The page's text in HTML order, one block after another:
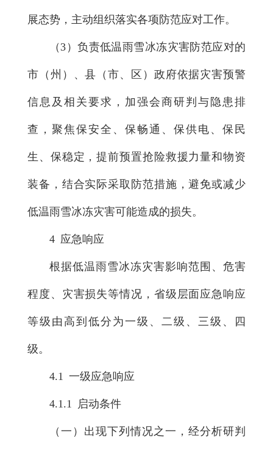
展态势，主动组织落实各项防范应对工作。
（3）负责低温雨雪冰冻灾害防范应对的
市（州）、县（市、区）政府依据灾害预警
信息及相关要求，加强会商研判与隐患排
查，聚焦保安全、保畅通、保供电、保民
生、保稳定，提前预置抢险救援力量和物资
装备，结合实际采取防范措施，避免或减少
低温雨雪冰冻灾害可能造成的损失。
4 应急响应
根据低温雨雪冰冻灾害影响范围、危害
程度、灾害损失等情况，省级层面应急响应
等级由高到低分为一级、二级、三级、四
级。
4.1 一级应急响应
4.1.1 启动条件
（一）出现下列情况之一，经分析研判